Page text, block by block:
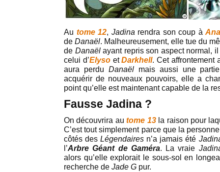
Au tome 12, Jadina rendra son coup à
de Danaël. Malheureusement, elle tue du
de Danaëlayant repris son aspect normal,
celui d’ElysoetDarkhell. Cet affrontement
aura perdu Danaëlmais aussi une
acquérir de nouveaux pouvoirs, elle a
point qu’elle est maintenant capable de la
Fausse Jadina ?
On découvrira autome 13la raison pour
C’est tout simplement parce que la
côtés desLégendaires n’a jamais été
l’Arbre Géant de Gaméra. La vraie
alors qu’elle explorait le sous-sol en
recherche de Jade G pur.